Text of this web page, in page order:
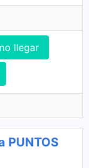
llegar
PUNTOS